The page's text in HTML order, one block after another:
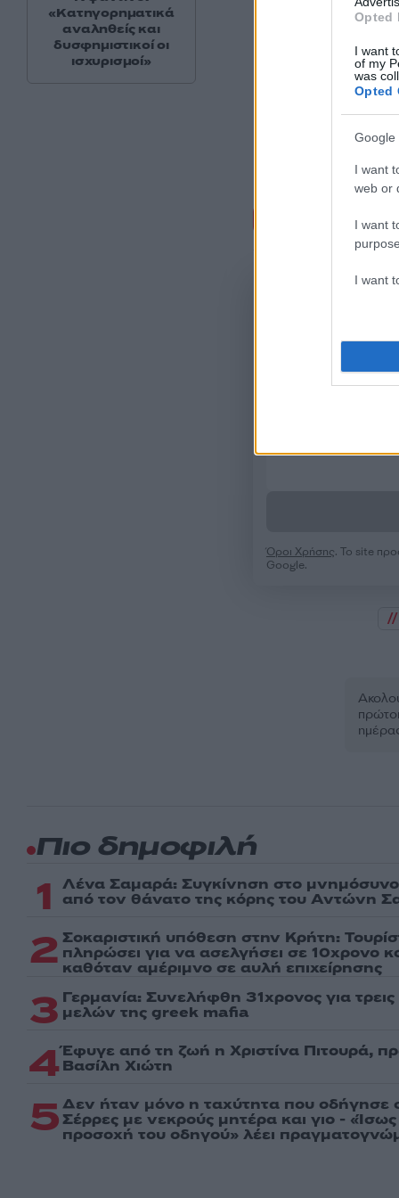
Opted
I want
of my
was
Opted
Google
I want
web or
I want
I want
Όροι Χρήσης. Το site
Google.
«Κατηγορηματικά
αναληθείς και
δυσφημιστικοί οι
ισχυρισμοί»
Πιο δημοφιλή
1 Λένα Σαμαρά: Συγκίνηση στο
από τον θάνατο της κόρης του Αντώνη
2 Σοκαριστική υπόθεση στην Κρήτη:
πληρώσει για να ασελγήσει σε 10χρονο
καθόταν αμέριμνο σε αυλή επιχείρησης
3 Γερμανία: Συνελήφθη 31χρονος για
μελών της greek mafia
4Έφυγε από τη ζωή η Χριστίνα Πιτουρά,
Βασίλη Χιώτη
5Δεν ήταν μόνο η ταχύτητα που οδήγησε
Σέρρες με νεκρούς μητέρα και γιο -
προσοχή του οδηγού» λέει